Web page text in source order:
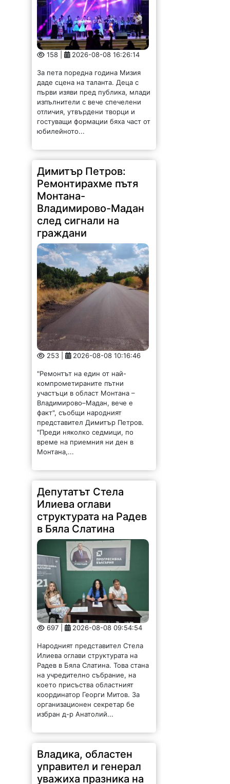
158 | 2026-08-08 16:26:14
За пета поредна година Мизия
първи изяви пред публика, млади
изпълнители с вече спечелени
отличия, утвърдени творци и
гостуващи формации бяха част от
юбилейното...
Ремонтирахме пътя
Монтана-
Владимирово-Мадан
след сигнали на
граждани
253 | 2026-08-08 10:16:46
"Ремонтът на един от най-
участъци в област Монтана –
Владимирово–Мадан, вече е
факт", съобщи народният
представител Димитър Петров.
"Преди няколко седмици, по
време на приемния ни ден в
Монтана,...
Илиева оглави
структурата на Радев
в Бяла Слатина
697 | 2026-08-08 09:54:54
Народният представител Стела
Радев в Бяла Слатина. Това стана
на учредително събрание, на
което присъства областният
координатор Георги Митов. За
организационен секретар бе
избран д-р Анатолий...
управител и генерал
уважиха празника на
Вършец /СНИМКИ/